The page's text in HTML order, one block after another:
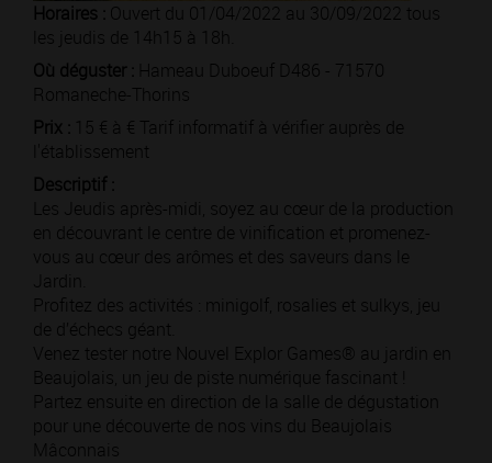
Horaires : Ouvert du 01/04/2022 au 30/09/2022 tous
les jeudis de 14h15 à 18h.
Où déguster : Hameau Duboeuf D486 - 71570
Romaneche-Thorins
Prix :
15 € à € Tarif informatif à vérifier auprès de
l'établissement
Descriptif :
Les Jeudis après-midi, soyez au cœur de la production
en découvrant le centre de vinification et promenez-
vous au cœur des arômes et des saveurs dans le
Jardin.
Profitez des activités : minigolf, rosalies et sulkys, jeu
de d’échecs géant.
Venez tester notre Nouvel Explor Games® au jardin en
Beaujolais, un jeu de piste numérique fascinant !
Partez ensuite en direction de la salle de dégustation
pour une découverte de nos vins du Beaujolais
Mâconnais